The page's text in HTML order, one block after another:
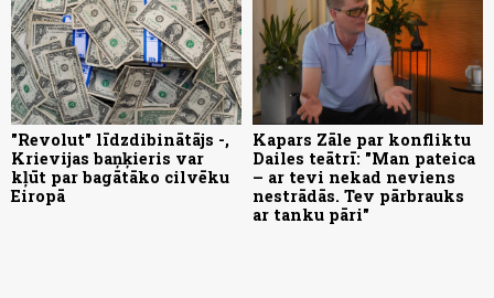
"Revolut" līdzdibinātājs -,
Krievijas baņķieris var
kļūt par bagātāko cilvēku
Eiropā
Kapars Zāle par konfliktu
Dailes teātrī: "Man pateica
– ar tevi nekad neviens
nestrādās. Tev pārbrauks
ar tanku pāri"